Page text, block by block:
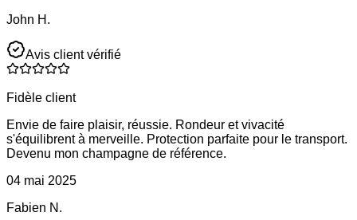
John H.
Avis client vérifié
Fidèle client
Envie de faire plaisir, réussie. Rondeur et vivacité
s'équilibrent à merveille. Protection parfaite pour le transport.
Devenu mon champagne de référence.
04 mai 2025
Fabien N.